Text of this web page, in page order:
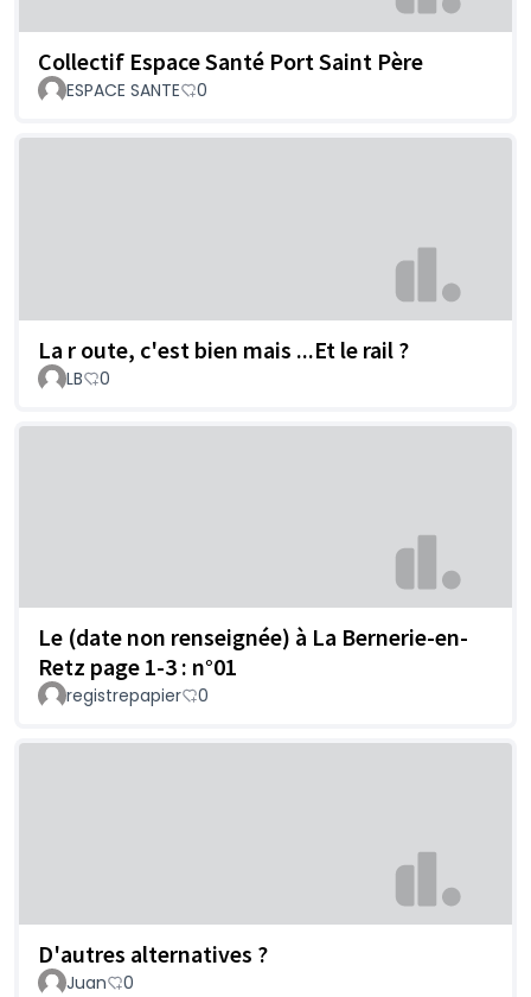
Collectif Espace Santé Port Saint Père
ESPACE SANTE 0
La r oute, c'est bien mais ...Et le rail ?
LB 0
Le (date non renseignée) à La Bernerie-en-
Retz page 1-3 : n°01
registrepapier 0
D'autres alternatives ?
Juan 0